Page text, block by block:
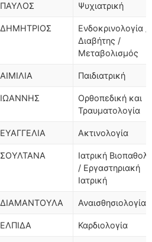
ΠΑΥΛΟΣ Ψυχιατρική
ΔΗΜΗΤΡΙΟΣ
Ενδοκρινολογία /
Διαβήτης /
Μεταβολισμός
ΑΙΜΙΛΙΑ Παιδιατρική
ΙΩΑΝΝΗΣ
Ορθοπεδική και
Τραυματολογία
ΕΥΑΓΓΕΛΙΑ Ακτινολογία
ΣΟΥΛΤΑΝΑ
Ιατρική
/ Εργαστηριακή
Ιατρική
ΔΙΑΜΑΝΤΟΥΛΑ Αναισθησιολογία
ΕΛΠΙΔΑ Καρδιολογία